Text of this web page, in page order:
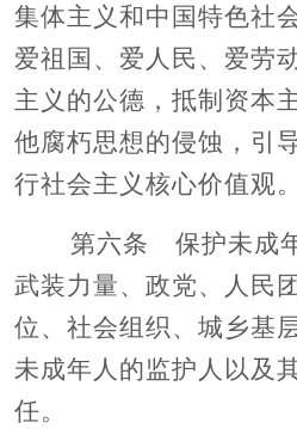
集体主义和中国特色社
爱祖国、爱人民、爱劳
主义的公德，抵制资本
他腐朽思想的侵蚀，引
行社会主义核心价值观。
第六条 保护未成
武装力量、政党、人民
位、社会组织、城乡基
未成年人的监护人以及
任。